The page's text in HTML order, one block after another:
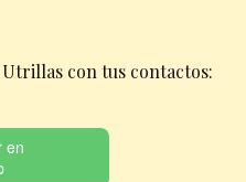
con tus contactos:
en